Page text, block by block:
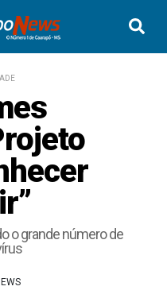
o grande número de